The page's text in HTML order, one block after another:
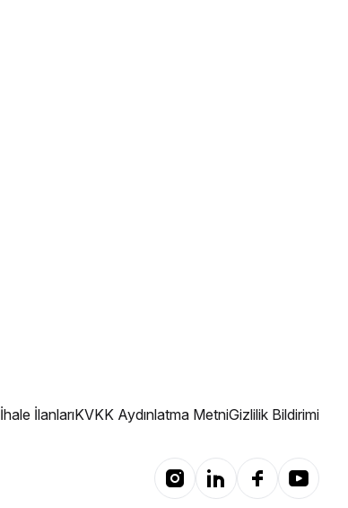
İhale İlanlarıKVKK Aydınlatma MetniGizlilik Bildirimi